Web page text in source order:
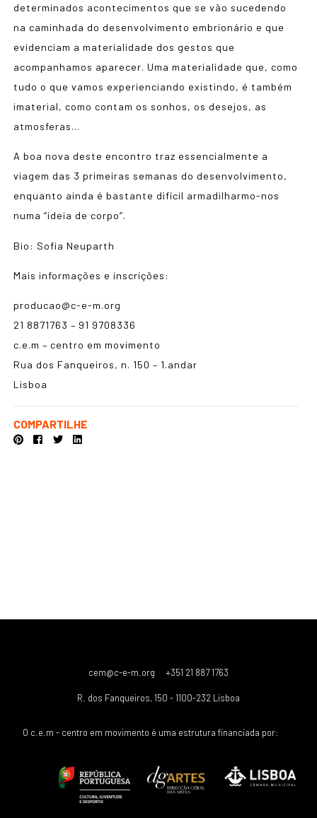
determinados acontecimentos que se vão sucedendo
na caminhada do desenvolvimento embrionário e que
evidenciam a materialidade dos gestos que
acompanhamos aparecer. Uma materialidade que, como
tudo o que vamos experienciando existindo, é também
imaterial, como contam os sonhos, os desejos, as
atmosferas…
A boa nova deste encontro traz essencialmente a
viagem das 3 primeiras semanas do desenvolvimento,
enquanto ainda é bastante difícil armadilharmo-nos
numa “ideia de corpo”.
Bio: Sofia Neuparth
Mais informações e inscrições:
producao@c-e-m.org
21 8871763 – 91 9708336
c.e.m – centro em movimento
Rua dos Fanqueiros, n. 150 – 1.andar
Lisboa
COMPARTILHE
cem@c-e-m.org +351 21 887 1763
R. dos Fanqueiros, 150 - 1100-232 Lisboa
O c.e.m - centro em movimento é uma estrutura financiada por: